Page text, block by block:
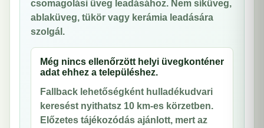
csomagolási üveg leadásához. Nem síküveg,
ablaküveg, tükör vagy kerámia leadására
szolgál.
Még nincs ellenőrzött helyi üvegkonténer
adat ehhez a településhez.
Fallback lehetőségként hulladékudvari
keresést nyithatsz 10 km-es körzetben.
Előzetes tájékozódás ajánlott, mert az